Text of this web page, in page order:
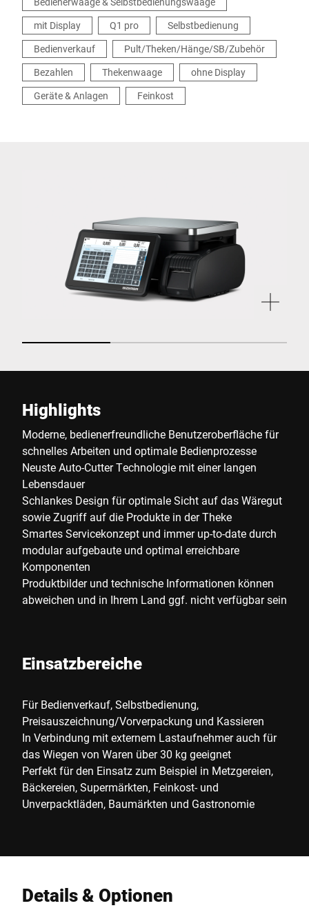
mit Display
Q1 pro
Selbstbedienung
Bedienverkauf
Pult/Theken/Hänge/SB/Zubehör
Bezahlen
Thekenwaage
ohne Display
Geräte & Anlagen
Feinkost
Highlights
Moderne, bedienerfreundliche Benutzeroberfläche für
schnelles Arbeiten und optimale Bedienprozesse
Neuste Auto-Cutter Technologie mit einer langen
Lebensdauer
Schlankes Design für optimale Sicht auf das Wäregut
sowie Zugriff auf die Produkte in der Theke
Smartes Servicekonzept und immer up-to-date durch
modular aufgebaute und optimal erreichbare
Komponenten
Produktbilder und technische Informationen können
abweichen und in Ihrem Land ggf. nicht verfügbar sein
Einsatzbereiche
Für Bedienverkauf, Selbstbedienung,
Preisauszeichnung/Vorverpackung und Kassieren
In Verbindung mit externem Lastaufnehmer auch für
das Wiegen von Waren über 30 kg geeignet
Perfekt für den Einsatz zum Beispiel in Metzgereien,
Bäckereien, Supermärkten, Feinkost- und
Unverpacktläden, Baumärkten und Gastronomie
Details & Optionen